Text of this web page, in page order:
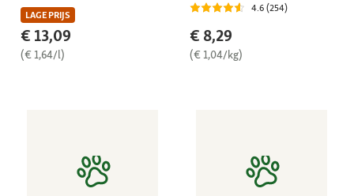
LAGE PRIJS
€ 13,09
(€ 1,64/l)
4.6 (254)
€ 8,29
(€ 1,04/kg)